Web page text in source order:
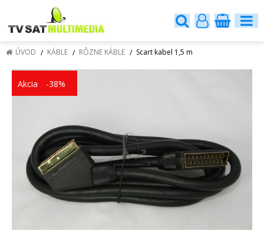
ÚVOD KÁBLE RÔZNE KÁBLE Scart kabel 1,5 m
Akcia -38%